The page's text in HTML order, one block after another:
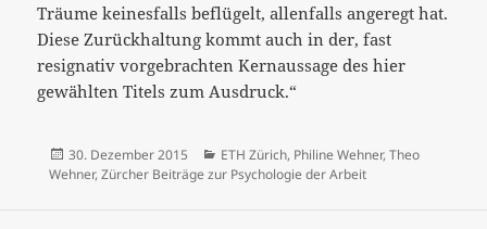
Träume keinesfalls beflügelt, allenfalls angeregt hat.
Diese Zurückhaltung kommt auch in der, fast
resignativ vorgebrachten Kernaussage des hier
gewählten Titels zum Ausdruck.“
Veröffentlicht
am
30. Dezember 2015 Kategorien
ETH Zürich, Philine Wehner, Theo
Wehner, Zürcher Beiträge zur Psychologie der Arbeit